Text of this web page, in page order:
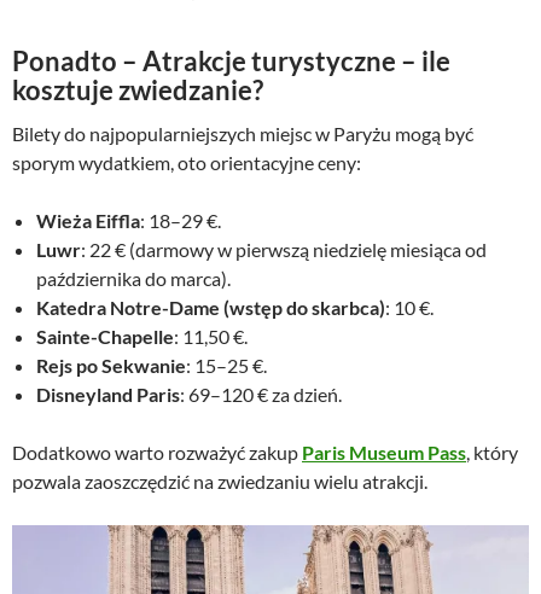
Ponadto – Atrakcje turystyczne – ile
kosztuje zwiedzanie?
Bilety do najpopularniejszych miejsc w Paryżu mogą być
sporym wydatkiem, oto orientacyjne ceny:
Wieża Eiffla: 18–29 €.
Luwr: 22 € (darmowy w pierwszą niedzielę miesiąca od
października do marca).
Katedra Notre-Dame (wstęp do skarbca): 10 €.
Sainte-Chapelle: 11,50 €.
Rejs po Sekwanie: 15–25 €.
Disneyland Paris: 69–120 € za dzień.
Dodatkowo warto rozważyć zakup Paris Museum Pass , który
pozwala zaoszczędzić na zwiedzaniu wielu atrakcji.